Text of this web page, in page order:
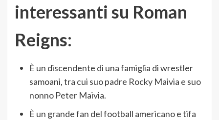
interessanti su Roman
Reigns:
È un discendente di una famiglia di wrestler
samoani, tra cui suo padre Rocky Maivia e suo
nonno Peter Maivia.
È un grande fan del football americano e tifa